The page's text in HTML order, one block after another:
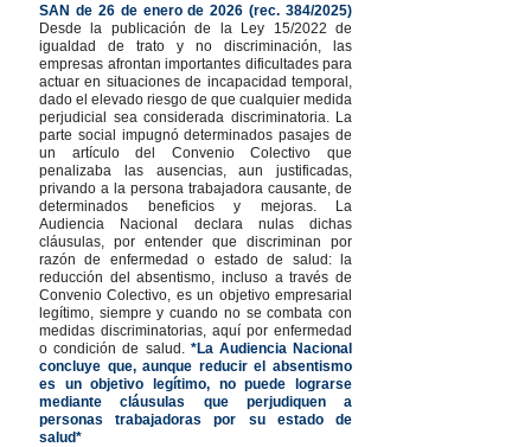
SAN de 26 de enero de 2026 (rec. 384/2025)
Desde la publicación de la Ley 15/2022 de
igualdad de trato y no discriminación, las
empresas afrontan importantes dificultades para
actuar en situaciones de incapacidad temporal,
dado el elevado riesgo de que cualquier medida
perjudicial sea considerada discriminatoria. La
parte social impugnó determinados pasajes de
un artículo del Convenio Colectivo que
penalizaba las ausencias, aun justificadas,
privando a la persona trabajadora causante, de
determinados beneficios y mejoras. La
Audiencia Nacional declara nulas dichas
cláusulas, por entender que discriminan por
razón de enfermedad o estado de salud: la
reducción del absentismo, incluso a través de
Convenio Colectivo, es un objetivo empresarial
legítimo, siempre y cuando no se combata con
medidas discriminatorias, aquí por enfermedad
o condición de salud. *La Audiencia Nacional
concluye que, aunque reducir el absentismo
es un objetivo legítimo, no puede lograrse
mediante cláusulas que perjudiquen a
personas trabajadoras por su estado de
salud*